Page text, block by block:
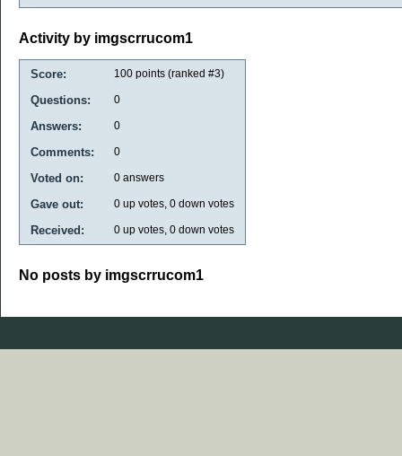
Activity by imgscrrucom1
Score: 100 points (ranked #3)
Questions: 0
Answers: 0
Comments: 0
Voted on: 0 answers
Gave out: 0 up votes, 0 down votes
Received: 0 up votes, 0 down votes
No posts by imgscrrucom1